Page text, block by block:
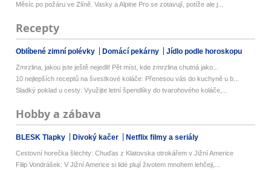
Měsíc po požáru ve Zlíně. Vasky a Alpine Pro se zotavují, potíže ale j...
Recepty
Oblíbené zimní polévky Domácí pekárny Jídlo podle horoskopu
Zmrzlina, jakou jste ještě nejedli! Pět míst, kde zmrzlina chutná jako...
10 nejlepších receptů na švestkové koláče: Přenesou vás do kuchyně u b...
Sladký poklad u cesty: Využijte letní špendlíky do tvarohového koláče,...
Hobby a zábava
BLESK Tlapky Divoký kačer Netflix filmy a seriály
Cestovní horečka šlechty: Chuďas z Klatovska otrokářem v Jižní Americe
Filip Vondrášek: V Jižní Americe si lidé plují životem mnohem lehčeji,...